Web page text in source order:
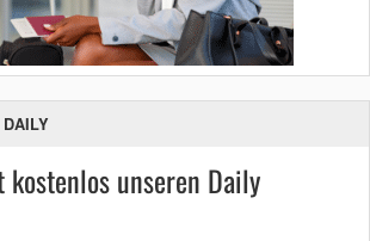
unseren Daily